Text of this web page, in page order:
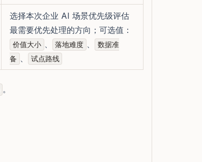
选择本次企业 AI 场景优先级评估
最需要优先处理的方向；可选值：
价值大小 、 落地难度 、
数据准
备 、 试点路线
。